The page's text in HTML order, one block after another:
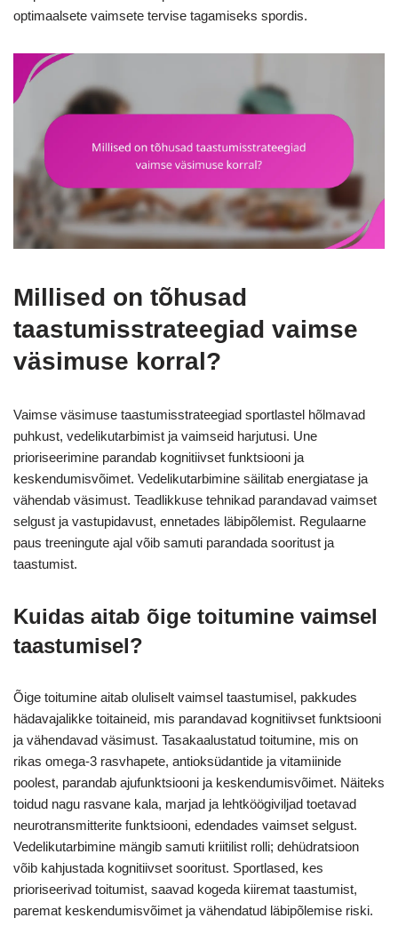
optimaalsete vaimsete tervise tagamiseks spordis.
Millised on tõhusad
taastumisstrateegiad vaimse
väsimuse korral?
Vaimse väsimuse taastumisstrateegiad sportlastel hõlmavad
puhkust, vedelikutarbimist ja vaimseid harjutusi. Une
prioriseerimine parandab kognitiivset funktsiooni ja
keskendumisvõimet. Vedelikutarbimine säilitab energiatase ja
vähendab väsimust. Teadlikkuse tehnikad parandavad vaimset
selgust ja vastupidavust, ennetades läbipõlemist. Regulaarne
paus treeningute ajal võib samuti parandada sooritust ja
taastumist.
Kuidas aitab õige toitumine vaimsel
taastumisel?
Õige toitumine aitab oluliselt vaimsel taastumisel, pakkudes
hädavajalikke toitaineid, mis parandavad kognitiivset funktsiooni
ja vähendavad väsimust. Tasakaalustatud toitumine, mis on
rikas omega-3 rasvhapete, antioksüdantide ja vitamiinide
poolest, parandab ajufunktsiooni ja keskendumisvõimet. Näiteks
toidud nagu rasvane kala, marjad ja lehtköögiviljad toetavad
neurotransmitterite funktsiooni, edendades vaimset selgust.
Vedelikutarbimine mängib samuti kriitilist rolli; dehüdratsioon
võib kahjustada kognitiivset sooritust. Sportlased, kes
prioriseerivad toitumist, saavad kogeda kiiremat taastumist,
paremat keskendumisvõimet ja vähendatud läbipõlemise riski.